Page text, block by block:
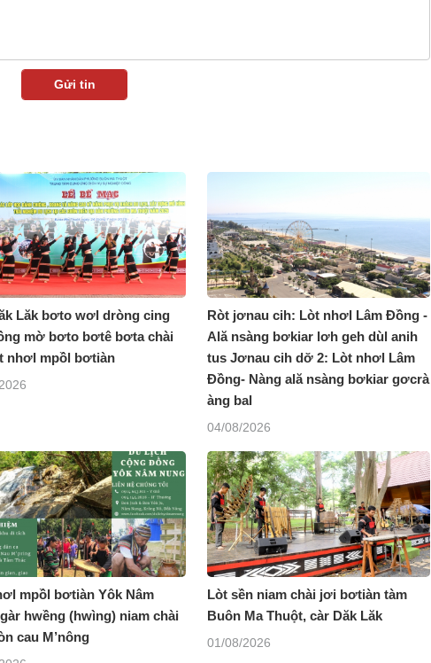
Lăk bơto wơl dròng cing
mờ bơto bơtê bơta chài
nhơl mpồl bơtiàn
Ròt jơnau cih: Lòt nhơl Lâm Đồng -
Ală nsàng bơkiar lơh geh dùl anih
tus Jơnau cih dơ̆ 2: Lòt nhơl Lâm
Đồng- Nàng ală nsàng bơkiar gơcrà
àng bal
04/08/2026
mpồl bơtiàn Yôk Nâm
hwềng (hwìng) niam chài
cau M’nông
Lòt sền niam chài jơi bơtiàn tàm
Buôn Ma Thuột, càr Dăk Lăk
01/08/2026